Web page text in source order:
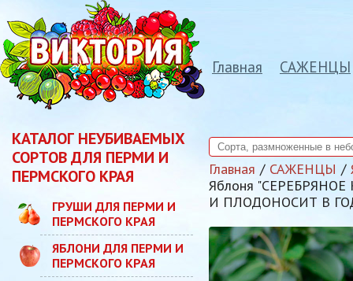
Главная САЖЕНЦЫ
КАТАЛОГ НЕУБИВАЕМЫХ
СОРТОВ ДЛЯ ПЕРМИ И
ПЕРМСКОГО КРАЯ
ГРУШИ ДЛЯ ПЕРМИ И
ПЕРМСКОГО КРАЯ
ЯБЛОНИ ДЛЯ ПЕРМИ И
ПЕРМСКОГО КРАЯ
Главная САЖЕНЦЫ
Яблоня
И ПЛОДОНОСИТ В